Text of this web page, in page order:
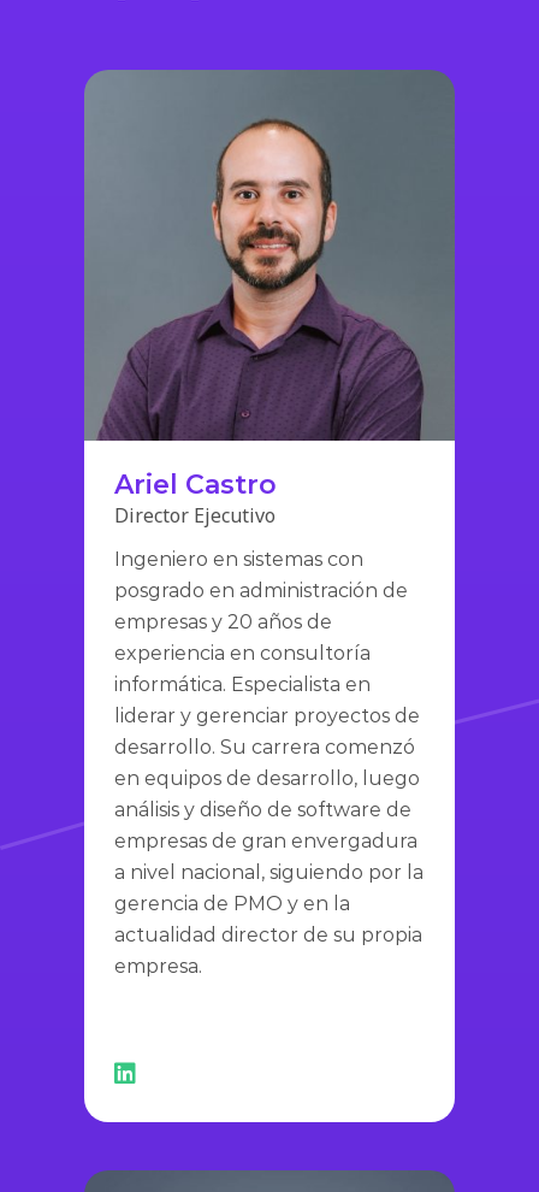
Ariel Castro
Director Ejecutivo
Ingeniero en sistemas con
posgrado en administración de
empresas y 20 años de
experiencia en consultoría
informática. Especialista en
liderar y gerenciar proyectos de
desarrollo. Su carrera comenzó
en equipos de desarrollo, luego
análisis y diseño de software de
empresas de gran envergadura
a nivel nacional, siguiendo por la
gerencia de PMO y en la
actualidad director de su propia
empresa.